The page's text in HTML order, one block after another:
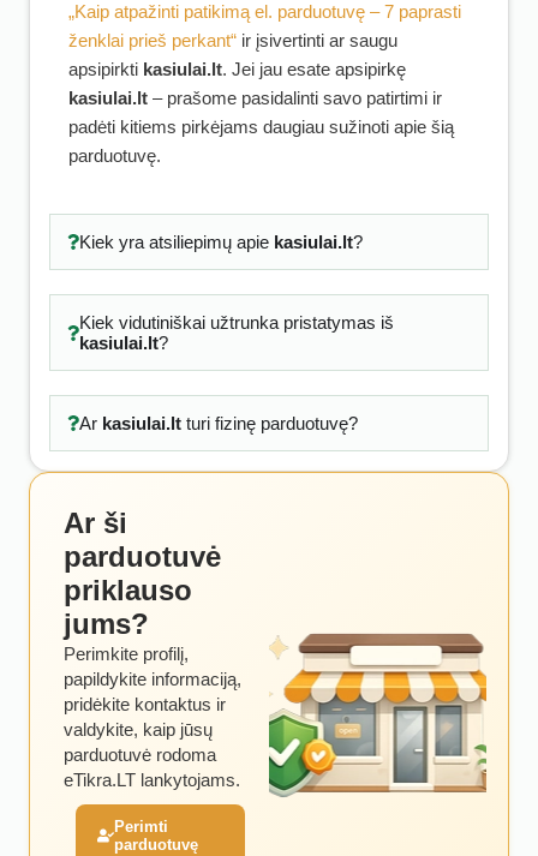
„Kaip atpažinti patikimą el. parduotuvę – 7 paprasti
ženklai prieš perkant“ ir įsivertinti ar saugu
apsipirkti kasiulai.lt. Jei jau esate apsipirkę
kasiulai.lt – prašome pasidalinti savo patirtimi ir
padėti kitiems pirkėjams daugiau sužinoti apie šią
parduotuvę.
Kiek yra atsiliepimų apie kasiulai.lt?
Kiek vidutiniškai užtrunka pristatymas iš
kasiulai.lt?
Ar kasiulai.ltturi fizinę parduotuvę?
Ar ši
parduotuvė
priklauso
jums?
Perimkite profilį,
papildykite informaciją,
pridėkite kontaktus ir
valdykite, kaip jūsų
parduotuvė rodoma
eTikra.LT lankytojams.
Perimti
parduotuvę